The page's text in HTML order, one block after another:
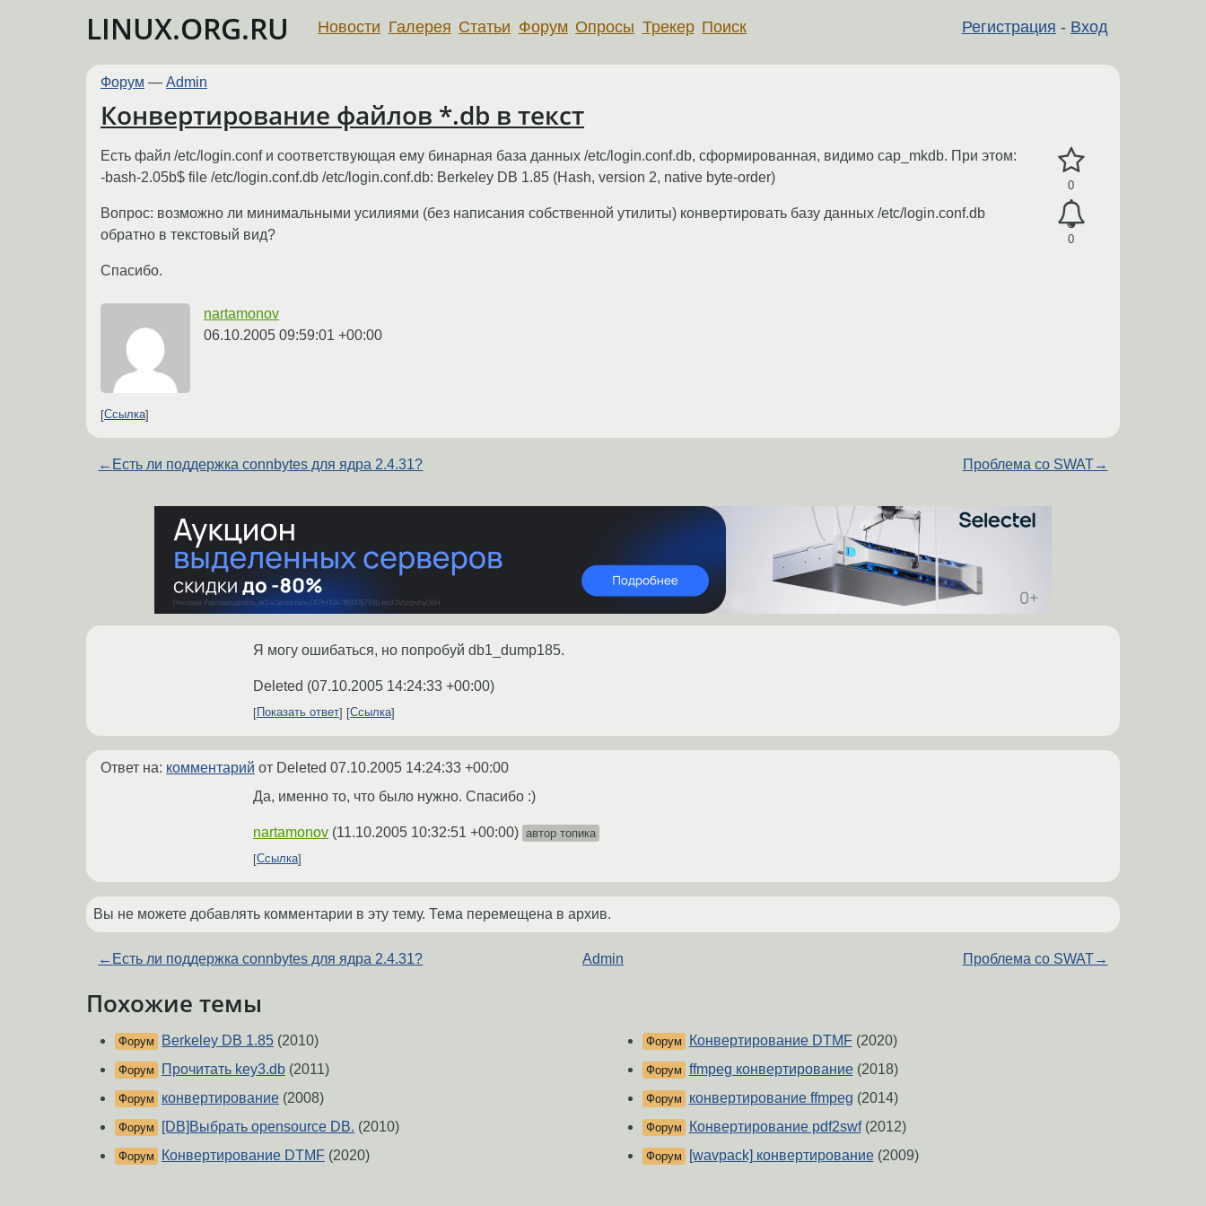
LINUX.ORG.RU Регистрация - Вход
Новости Галерея Статьи Форум Опросы Трекер Поиск
Форум — Admin
Конвертирование файлов *.db в текст
0
0
Есть файл /etc/login.conf и соответствующая ему бинарная база данных /etc/login.conf.db, сформированная, видимо cap_mkdb. При этом:
-bash-2.05b$ file /etc/login.conf.db /etc/login.conf.db: Berkeley DB 1.85 (Hash, version 2, native byte-order)
Вопрос: возможно ли минимальными усилиями (без написания собственной утилиты) конвертировать базу данных /etc/login.conf.db
обратно в текстовый вид?
Спасибо.
nartamonov
06.10.2005 09:59:01 +00:00
Ссылка
← Есть ли поддержка connbytes для ядра 2.4.31? Проблема со SWAT→
Я могу ошибаться, но попробуй db1_dump185.
Deleted (07.10.2005 14:24:33 +00:00)
Показать ответ Ссылка
Ответ на: комментарий от Deleted 07.10.2005 14:24:33 +00:00
Да, именно то, что было нужно. Спасибо :)
nartamonov (11.10.2005 10:32:51 +00:00) автор топика
Ссылка
Вы не можете добавлять комментарии в эту тему. Тема перемещена в архив.
← Есть ли поддержка connbytes для ядра 2.4.31? Admin Проблема со SWAT→
Похожие темы
Форум Berkeley DB 1.85 (2010)
Форум Прочитать key3.db (2011)
Форум конвертирование (2008)
Форум [DB]Выбрать opensource DB. (2010)
Форум Конвертирование DTMF (2020)
Форум Конвертирование DTMF (2020)
Форум ffmpeg конвертирование(2018)
Форум конвертирование ffmpeg (2014)
Форум Конвертирование pdf2swf(2012)
Форум [wavpack] конвертирование(2009)